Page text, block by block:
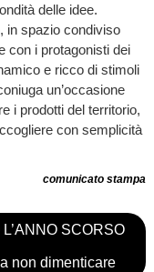
delle idee.
in spazio condiviso
con i protagonisti dei
e ricco di stimoli
un’occasione
i prodotti del territorio,
con semplicità
comunicato stampa
SCORSO
non dimenticare